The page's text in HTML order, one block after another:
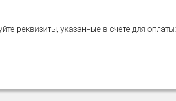
реквизиты, указанные в счете для оплаты: